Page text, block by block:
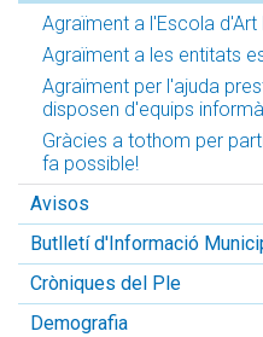
Agraïment a l'Escola d'Art
Agraïment a les entitats
Agraïment per l'ajuda
disposen d'equips
Gràcies a tothom per
fa possible!
Avisos
Butlletí d'Informació
Cròniques del Ple
Demografia